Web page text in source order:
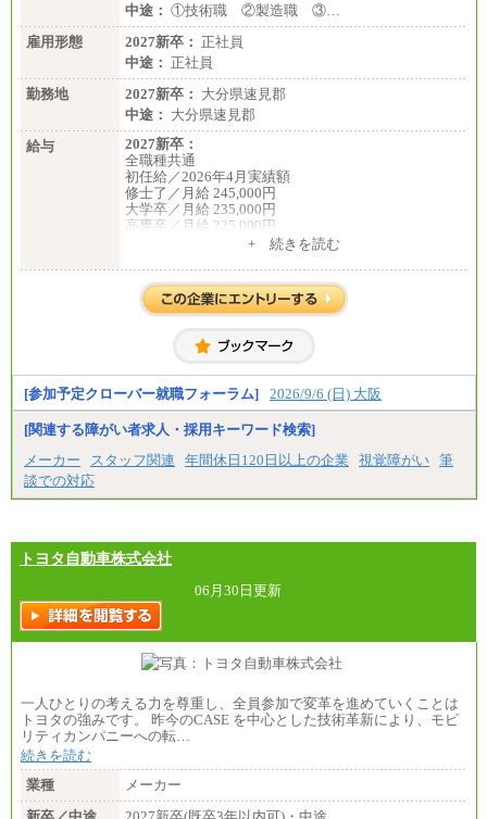
中途： ①技術職 ②製造職 ③…
雇用形態
2027新卒： 正社員
中途： 正社員
勤務地
2027新卒： 大分県速見郡
中途： 大分県速見郡
給与
2027新卒：
全職種共通
初任給／2026年4月実績額
修士了／月給 245,000円
大学卒／月給 235,000円
高専卒／月給 225,000円
短大卒／月給 210,000円
※試用期間中も給与に変更はございません
※博士課程修了者は修士卒の金額を最低額とし、経
験・能力を考慮のうえ、当社規程に基づき決定いた
月給200,000円～350,000円
基本給は能力、過去の職歴を考慮の上、当社規定に
基づき決定します。
※試用期間中も給与に変更はございません
+ 続きを読む
[参加予定クローバー就職フォーラム] 2026/9/6 (日) 大阪
[関連する障がい者求人・採用キーワード検索]
メーカー
スタッフ関連 年間休日120日以上の企業 視覚障がい 筆
談での対応
トヨタ自動車株式会社
06月30日更新
一人ひとりの考える力を尊重し、全員参加で変革を進めていくことは
トヨタの強みです。 昨今のCASE を中心とした技術革新により、モビ
リティカンパニーへの転…
続きを読む
業種
メーカー